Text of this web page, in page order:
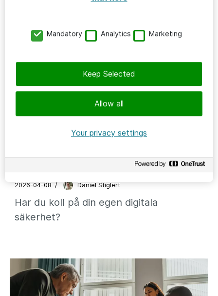
Roberto Söderhäll
2026-04-08 / Daniel Stiglert
Har du koll på din egen digitala
säkerhet?
Mandatory Analytics Marketing
Allow all
Keep Selected
Your privacy settings